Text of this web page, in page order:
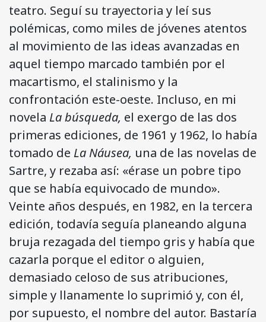
teatro. Seguí su trayectoria y leí sus
polémicas, como miles de jóvenes atentos
al movimiento de las ideas avanzadas en
aquel tiempo marcado también por el
macartismo, el stalinismo y la
confrontación este-oeste. Incluso, en mi
novela La búsqueda, el exergo de las dos
primeras ediciones, de 1961 y 1962, lo había
tomado de La Náusea, una de las novelas de
Sartre, y rezaba así: «érase un pobre tipo
que se había equivo­cado de mundo».
Veinte años después, en 1982, en la tercera
edición, todavía seguía planeando alguna
bruja rezagada del tiempo gris y había que
cazarla porque el editor o alguien,
demasiado celoso de sus atribuciones,
simple y llanamente lo suprimió y, con él,
por supuesto, el nombre del autor. Bastaría